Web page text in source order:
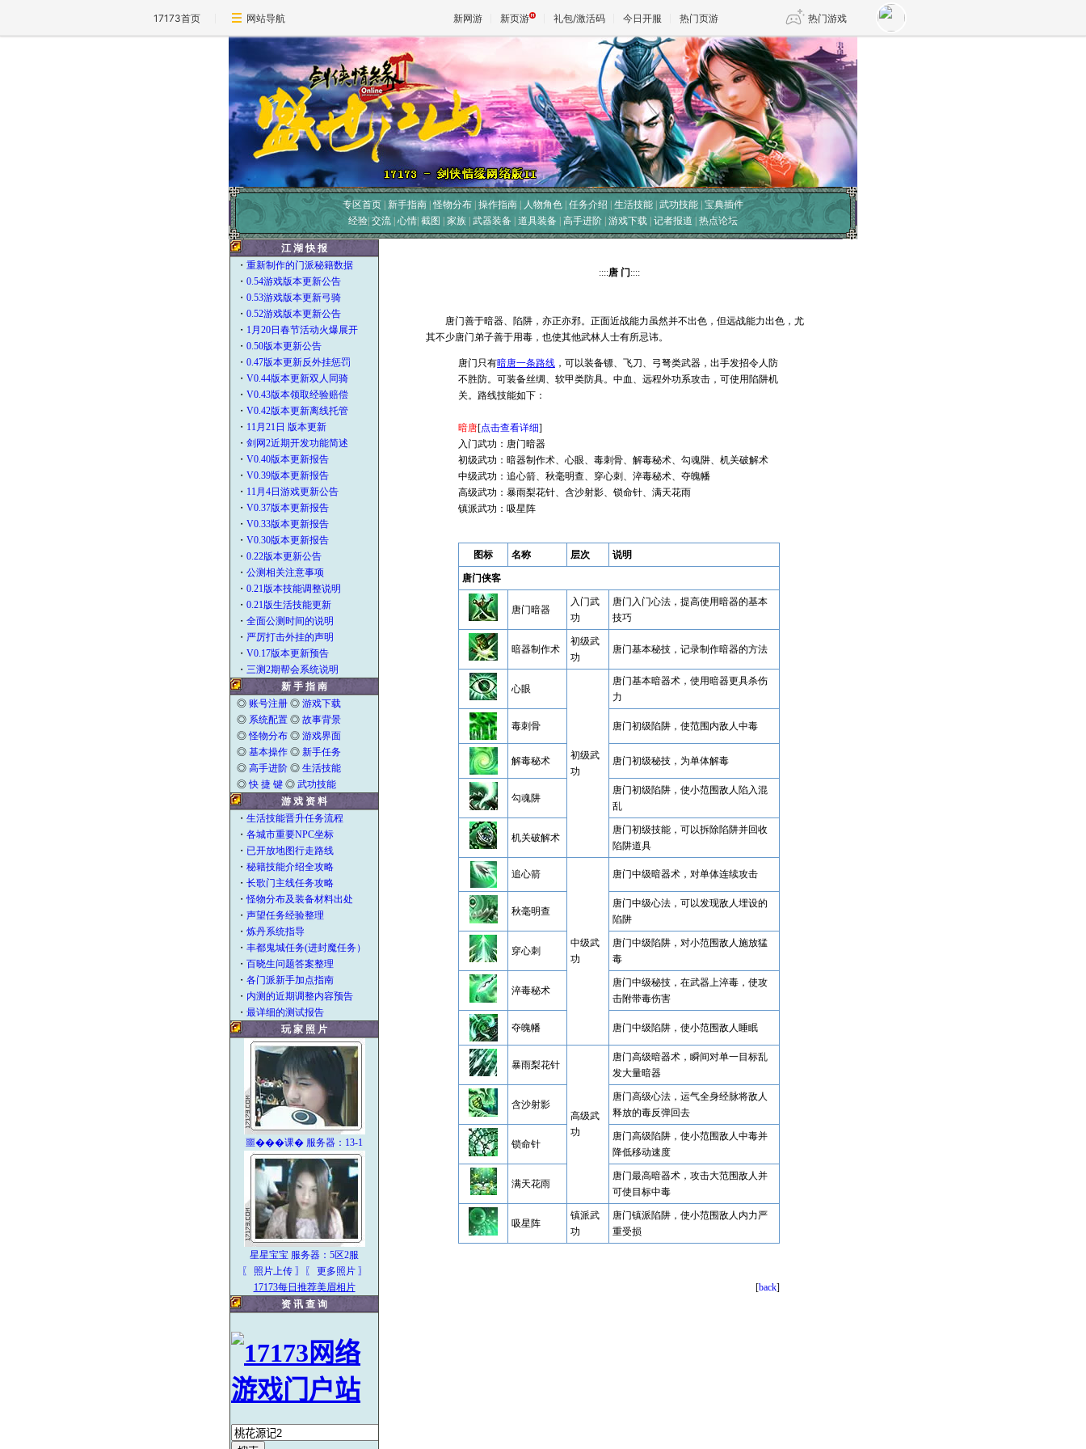
17173首页 网站导航 新网游 新页游 礼包/激活码 今日开服 热门页游 热门游戏
魔兽 DNF 传奇4
天堂 剑网3旗舰版 新天龙八部
王权与自由 诛仙世界 仙剑世界
专区首页 新手指南 |怪物分布 操作指南 人物角色 任务介绍 生活技能 武功技能 宝典插件
经验| 交流 心情 截图 家族 武器装备 道具装备 高手进阶 游戏下载 记者报道 热点论坛
江 湖 快 报
・ 重新制作的门派秘籍数据
・ 0.54游戏版本更新公告
・ 0.53游戏版本更新弓骑
・ 0.52游戏版本更新公告
・ 1月20日春节活动火爆展开
・ 0.50版本更新公告
・ 0.47版本更新反外挂惩罚
・ V0.44版本更新双人同骑
・ V0.43版本领取经验赔偿
・ V0.42版本更新离线托管
・ 11月21日 版本更新
・ 剑网2近期开发功能简述
・ V0.40版本更新报告
・ V0.39版本更新报告
・ 11月4日游戏更新公告
・ V0.37版本更新报告
・ V0.33版本更新报告
・ V0.30版本更新报告
・ 0.22版本更新公告
・ 公测相关注意事项
・ 0.21版本技能调整说明
・ 0.21版生活技能更新
・ 全面公测时间的说明
・ 严厉打击外挂的声明
・ V0.17版本更新预告
・ 三测2期帮会系统说明
新 手 指 南
◎ 账号注册◎ 游戏下载
◎ 系统配置◎ 故事背景
◎怪物分布◎ 游戏界面
◎ 基本操作◎ 新手任务
◎ 高手进阶◎ 生活技能
◎快 捷 键◎ 武功技能
游 戏 资 料
・ 生活技能晋升任务流程
・ 各城市重要NPC坐标
・ 已开放地图行走路线
・ 秘籍技能介绍全攻略
・ 长歌门主线任务攻略
・怪物分布及装备材料出处
・ 声望任务经验整理
・ 炼丹系统指导
・ 丰都鬼城任务(进封魔任务）
・ 百晓生问题答案整理
・ 各门派新手加点指南
・ 内测的近期调整内容预告
・ 最详细的测试报告
玩 家 照 片
噩���课� 服务器：13-1
星星宝宝 服务器：5区2服
〖 照片上传 〗
〖 更多照片 〗
17173每日推荐美眉相片
资 讯 查 询
::::唐 门 ::::
唐门善于暗器、陷阱，亦正亦邪。正面近战能力虽然并不出色，但远战能力出色，尤
其不少唐门弟子善于用毒，也使其他武林人士有所忌讳。
唐门只有暗唐一条路线 ，可以装备镖、飞刀、弓弩类武器，出手发招令人防
不胜防。可装备丝绸、软甲类防具。中血、远程外功系攻击，可使用陷阱机
关。路线技能如下：
暗唐[点击查看详细]
入门武功：唐门暗器
初级武功：暗器制作术、心眼、毒刺骨、解毒秘术、勾魂阱、机关破解术
中级武功：追心箭、秋毫明查、穿心刺、淬毒秘术、夺魄幡
高级武功：暴雨梨花针、含沙射影、锁命针、满天花雨
镇派武功：吸星阵
图标 名称 层次 说明
唐门侠客
唐门暗器
入门武
功
唐门入门心法，提高使用暗器的基本
技巧
暗器制作术
初级武
功
唐门基本秘技，记录制作暗器的方法
心眼
初级武
功
唐门基本暗器术，使用暗器更具杀伤
力
毒刺骨 唐门初级陷阱，使范围内敌人中毒
解毒秘术 唐门初级秘技，为单体解毒
勾魂阱
唐门初级陷阱，使小范围敌人陷入混
乱
机关破解术
唐门初级技能，可以拆除陷阱并回收
陷阱道具
追心箭
中级武
功
唐门中级暗器术，对单体连续攻击
秋毫明查
唐门中级心法，可以发现敌人埋设的
陷阱
穿心刺
唐门中级陷阱，对小范围敌人施放猛
毒
淬毒秘术
唐门中级秘技，在武器上淬毒，使攻
击附带毒伤害
夺魄幡 唐门中级陷阱，使小范围敌人睡眠
暴雨梨花针
高级武
功
唐门高级暗器术，瞬间对单一目标乱
发大量暗器
含沙射影
唐门高级心法，运气全身经脉将敌人
释放的毒反弹回去
锁命针
唐门高级陷阱，使小范围敌人中毒并
降低移动速度
满天花雨
唐门最高暗器术，攻击大范围敌人并
可使目标中毒
吸星阵
镇派武
功
唐门镇派陷阱，使小范围敌人内力严
重受损
[back]